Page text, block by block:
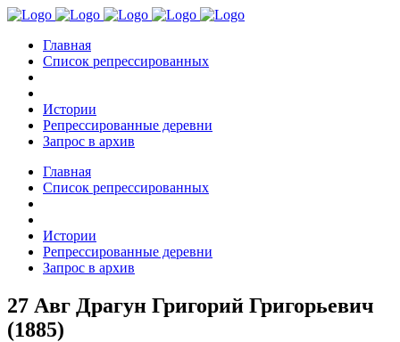
Главная
Список репрессированных
Истории
Репрессированные деревни
Запрос в архив
Главная
Список репрессированных
Истории
Репрессированные деревни
Запрос в архив
27 Авг Драгун Григорий Григорьевич
(1885)